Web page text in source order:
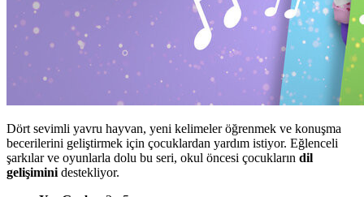
Dört sevimli yavru hayvan, yeni kelimeler öğrenmek ve konuşma
becerilerini geliştirmek için çocuklardan yardım istiyor. Eğlenceli
şarkılar ve oyunlarla dolu bu seri, okul öncesi çocukların dil
gelişimini destekliyor.